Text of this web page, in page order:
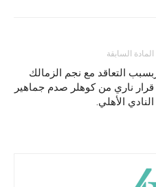
المادة السابقة
بسبب التعاقد مع نجم الزمالك
قرار ناري من كوهلر صدم جماهير
النادي الأهلي.